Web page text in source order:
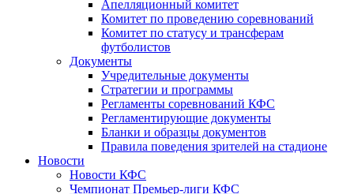
Апелляционный комитет
Комитет по проведению соревнований
Комитет по статусу и трансферам
футболистов
Документы
Учредительные документы
Стратегии и программы
Регламенты соревнований КФС
Регламентирующие документы
Бланки и образцы документов
Правила поведения зрителей на стадионе
Новости
Новости КФС
Чемпионат Премьер-лиги КФС